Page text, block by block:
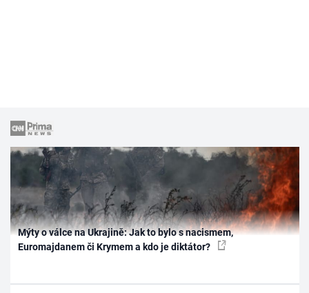
Mýty o válce na Ukrajině: Jak to bylo s nacismem,
Euromajdanem či Krymem a kdo je diktátor?